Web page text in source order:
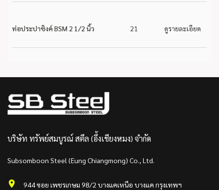
ท่อประปาซิงค์ BSM 2 1/2 นิ้ว 21 ดูรายละเอียด
บริษัท ทรัพย์สมบูรณ์ สตีล (อึ้งเชียงหมง) จำกัด
Subsomboon Steel (Eung Chiangmong) Co., Ltd.
944 ซอย เพชรเกษม 98/2 บางแคเหนือ บางแค กรุงเทพฯ